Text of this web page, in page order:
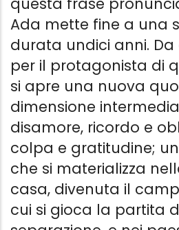
questa frase
Ada mette fine a una
durata undici anni.
per il protagonista di
si apre una nuova
dimensione
disamore, ricordo e
colpa e gratitudine;
che si materializza
casa, divenuta il
cui si gioca la partita